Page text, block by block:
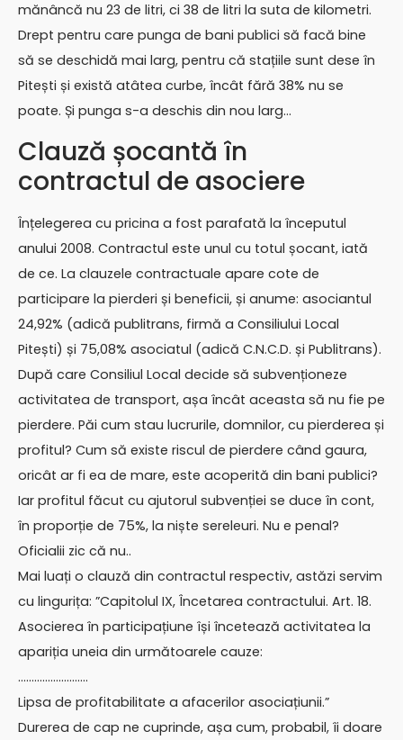
mănâncă nu 23 de litri, ci 38 de litri la suta de kilometri.
Drept pentru care punga de bani publici să facă bine
să se deschidă mai larg, pentru că stațiile sunt dese în
Pitești și există atâtea curbe, încât fără 38% nu se
poate. Și punga s-a deschis din nou larg…
Clauză șocantă în
contractul de asociere
Înțelegerea cu pricina a fost parafată la începutul
anului 2008. Contractul este unul cu totul șocant, iată
de ce. La clauzele contractuale apare cote de
participare la pierderi și beneficii, și anume: asociantul
24,92% (adică publitrans, firmă a Consiliului Local
Pitești) și 75,08% asociatul (adică C.N.C.D. și Publitrans).
După care Consiliul Local decide să subvenționeze
activitatea de transport, așa încât aceasta să nu fie pe
pierdere. Păi cum stau lucrurile, domnilor, cu pierderea și
profitul? Cum să existe riscul de pierdere când gaura,
oricât ar fi ea de mare, este acoperită din bani publici?
Iar profitul făcut cu ajutorul subvenției se duce în cont,
în proporție de 75%, la niște sereleuri. Nu e penal?
Oficialii zic că nu..
Mai luați o clauză din contractul respectiv, astăzi servim
cu lingurița: ”Capitolul IX, Încetarea contractului. Art. 18.
Asocierea în participațiune își încetează activitatea la
apariția uneia din următoarele cauze:
……………………..
Lipsa de profitabilitate a afacerilor asociațiunii.”
Durerea de cap ne cuprinde, așa cum, probabil, îi doare